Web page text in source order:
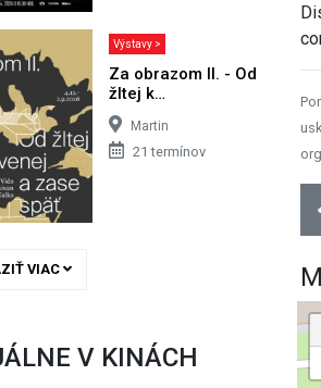
Výstavy >
Za obrazom II. - Od
žltej k…
Martin
21 termínov
VIAC
V KINÁCH